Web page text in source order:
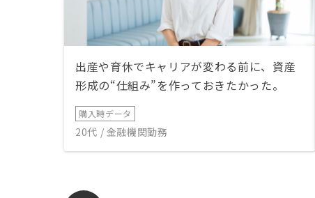
出産や育休でキャリアが変わる前に、資産
形成の“仕組み”を作っておきたかった。
購入時データ
20代 / 金融機関勤務